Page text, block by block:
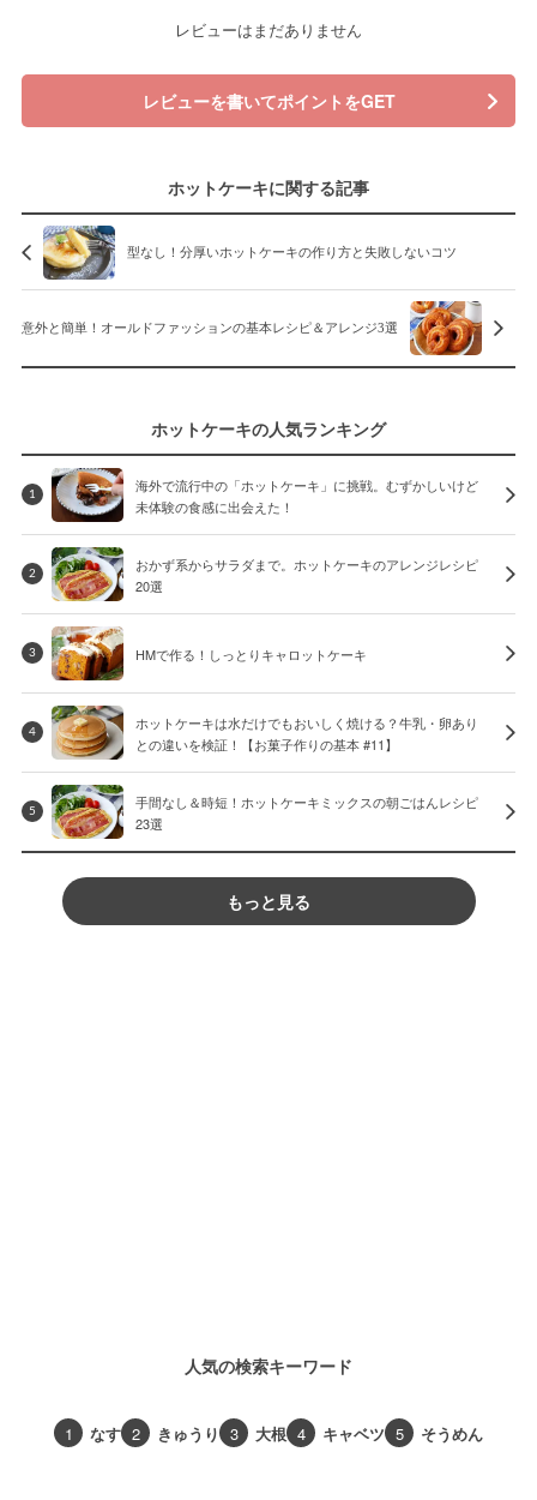
レビューはまだありません
レビューを書いてポイントをGET
ホットケーキに関する記事
型なし！分厚いホットケーキの作り方と失敗しないコツ
意外と簡単！オールドファッションの基本レシピ＆アレンジ3選
ホットケーキの人気ランキング
1
海外で流行中の「ホットケーキ」に挑戦。むずかしいけど
未体験の食感に出会えた！
2
おかず系からサラダまで。ホットケーキのアレンジレシピ
20選
3 HMで作る！しっとりキャロットケーキ
4
ホットケーキは水だけでもおいしく焼ける？牛乳・卵あり
との違いを検証！【お菓子作りの基本 #11】
5
手間なし＆時短！ホットケーキミックスの朝ごはんレシピ
23選
もっと見る
人気の検索キーワード
1 なす 2 きゅうり 3 大根 4 キャベツ 5 そうめん